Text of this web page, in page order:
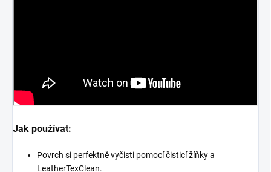
Jak používat:
Povrch si perfektně vyčisti pomocí čisticí žíňky a
LeatherTexClean.